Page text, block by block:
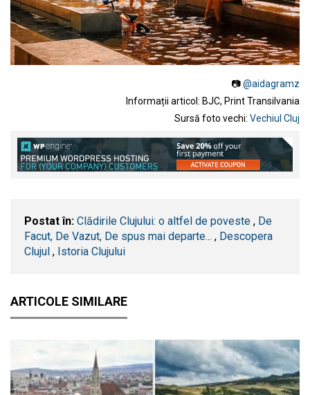
📷@aidagramz
Informații articol: BJC, Print Transilvania
Sursă foto vechi: Vechiul Cluj
Postat în: Clădirile Clujului: o altfel de poveste , De
Facut, De Vazut, De spus mai departe... , Descopera
Clujul , Istoria Clujului
ARTICOLE SIMILARE